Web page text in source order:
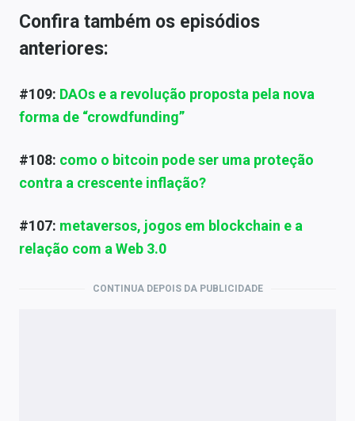
Confira também os episódios
anteriores:
#109: DAOs e a revolução proposta pela nova
forma de “crowdfunding”
#108: como o bitcoin pode ser uma proteção
contra a crescente inflação?
#107: metaversos, jogos em blockchain e a
relação com a Web 3.0
CONTINUA DEPOIS DA PUBLICIDADE